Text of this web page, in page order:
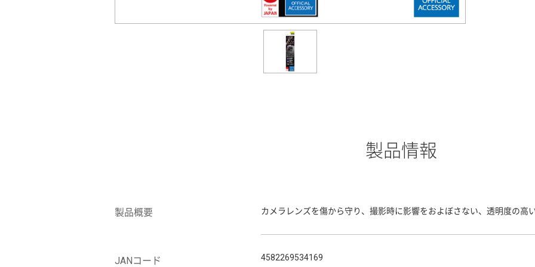
製品情報
製品概要 カメラレンズを傷から守り、撮影時に影響をおよぼさない、透明度の高
JANコード 4582269534169